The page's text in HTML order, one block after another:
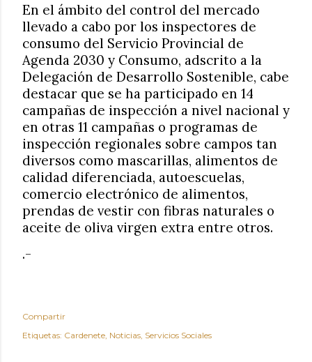
En el ámbito del control del mercado
llevado a cabo por los inspectores de
consumo del Servicio Provincial de
Agenda 2030 y Consumo, adscrito a la
Delegación de Desarrollo Sostenible, cabe
destacar que se ha participado en 14
campañas de inspección a nivel nacional y
en otras 11 campañas o programas de
inspección regionales sobre campos tan
diversos como mascarillas, alimentos de
calidad diferenciada, autoescuelas,
comercio electrónico de alimentos,
prendas de vestir con fibras naturales o
aceite de oliva virgen extra entre otros.
.-
Compartir
Etiquetas: Cardenete Noticias Servicios Sociales